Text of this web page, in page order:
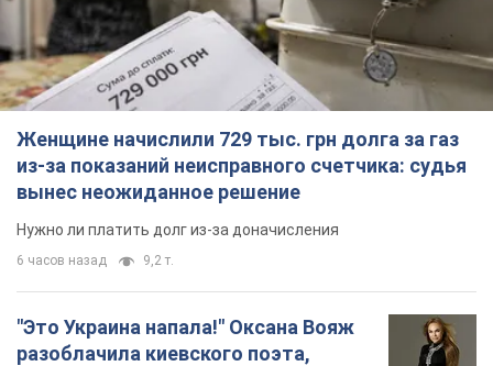
Женщине начислили 729 тыс. грн долга за газ
из-за показаний неисправного счетчика: судья
вынес неожиданное решение
Нужно ли платить долг из-за доначисления
6 часов назад 9,2 т.
"Это Украина напала!" Оксана Вояж
разоблачила киевского поэта,